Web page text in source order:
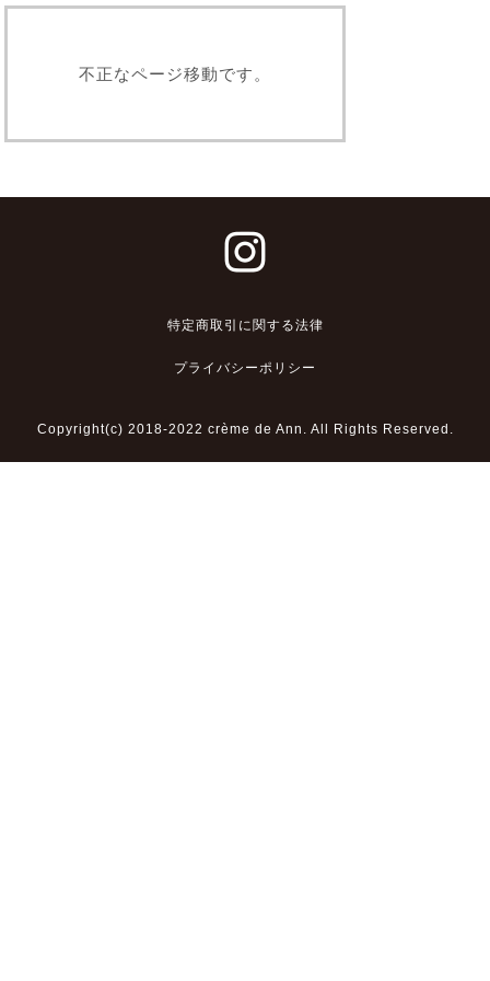
不正なページ移動です。
特定商取引に関する法律
プライバシーポリシー
Copyright(c) 2018-2022 crème de Ann. All Rights Reserved.